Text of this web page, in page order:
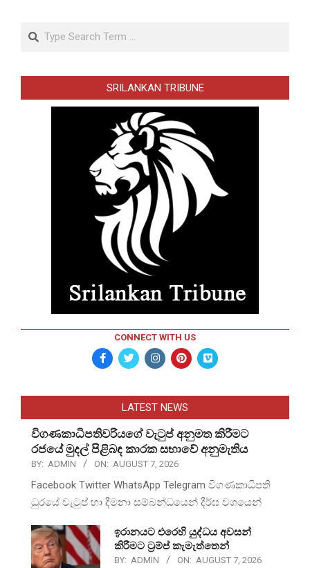
Search
SRILANKAN TRIBUNE
CONNECT WITH US
LATEST NEWS
විගණකාධිපතිවරියගේ වැටුප් අනුමත කිරීමට
රජයේ මුදල් පිළිබඳ කාරක සභාවේ අනුමැතිය
BY: ADMIN ON: AUGUST 7, 2026
Facebook Twitter WhatsApp Telegram විගණකාධිපති
ධුරයේ වැටුප් හා දීමනා සම්බන්ධයෙන් දීර්ඝ වශයෙන්
ඉරානයට එරෙහි යුද්ධය අවසන්
කිරීමට ට්‍රම්ප් කැමැත්තෙන්
BY: ADMIN ON: AUGUST 7, 2026